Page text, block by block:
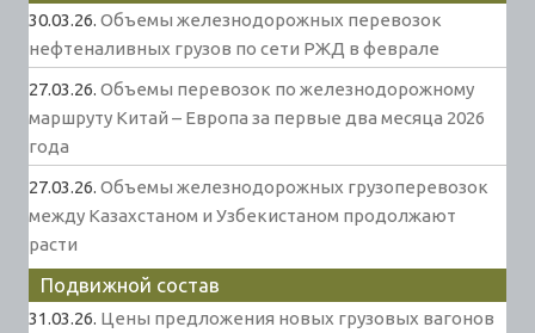
30.03.26. Объемы железнодорожных перевозок
нефтеналивных грузов по сети РЖД в феврале
27.03.26. Объемы перевозок по железнодорожному
маршруту Китай – Европа за первые два месяца 2026
года
27.03.26. Объемы железнодорожных грузоперевозок
между Казахстаном и Узбекистаном продолжают
расти
Подвижной состав
31.03.26. Цены предложения новых грузовых вагонов